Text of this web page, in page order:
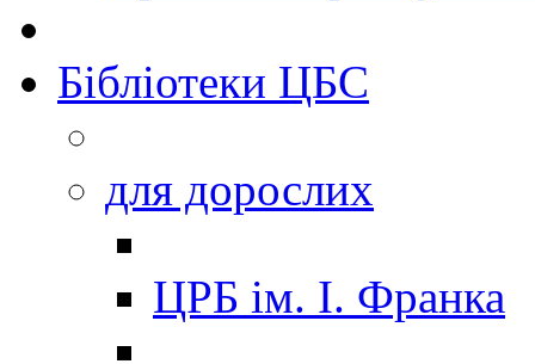
Бібліотеки ЦБС
для дорослих
ЦРБ ім. І. Франка